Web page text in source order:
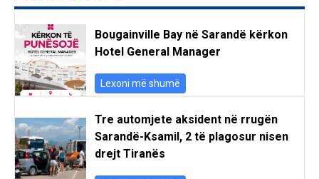
Bougainville Bay në Sarandë kërkon
Hotel General Manager
Lexoni më shumë
Tre automjete aksident në rrugën
Sarandë-Ksamil, 2 të plagosur nisen
drejt Tiranës